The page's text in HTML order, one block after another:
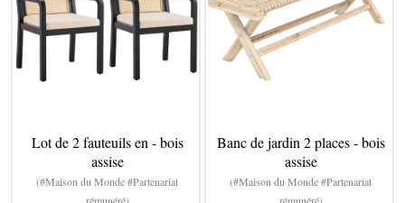
Lot de 2 fauteuils en - bois
assise
(#Maison du Monde #Partenariat
Banc de jardin 2 places - bois
assise
(#Maison du Monde #Partenariat